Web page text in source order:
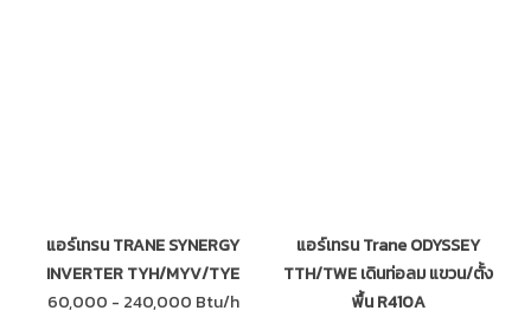
แอร์เทรน TRANE SYNERGY
INVERTER TYH/MYV/TYE
60,000 - 240,000 Btu/h
แอร์เทรน Trane ODYSSEY
TTH/TWE เดินท่อลม แขวน/ตั้ง
พื้น R410A